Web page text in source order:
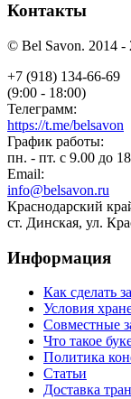
Контакты
© Bel Savon. 2014
+7 (918) 134-66-69
(9:00 - 18:00)
Телеграмм:
https://t.me/belsavon
График работы:
пн. - пт. с 9.00 до
Email:
info@belsavon.ru
Краснодарский
ст. Динская, ул.
Информация
Как сделать
Условия
Совместные
Что такое
Политика
Статьи
Доставка